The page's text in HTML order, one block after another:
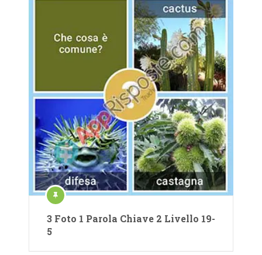
3 Foto 1 Parola Chiave 2 Livello 19-
5